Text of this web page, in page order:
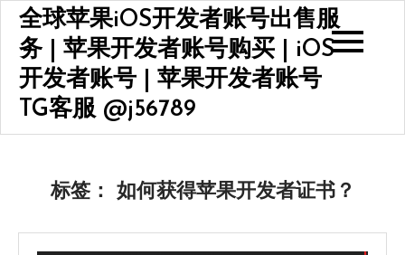
Skip
content
全球苹果iOS开发者账号出售服
务 | 苹果开发者账号购买 | iOS
开发者账号 | 苹果开发者账号
TG客服 @j56789
标签： 如何获得苹果开发者证书？